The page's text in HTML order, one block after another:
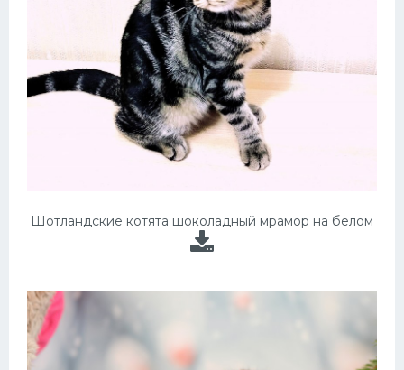
Шотландские котята шоколадный мрамор на белом